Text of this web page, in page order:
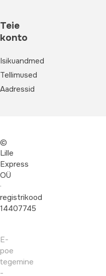
Teie
konto
Isikuandmed
Tellimused
Aadressid
©
Lille
Express
OÜ
·
registrikood
14407745
E-
poe
tegemine
-